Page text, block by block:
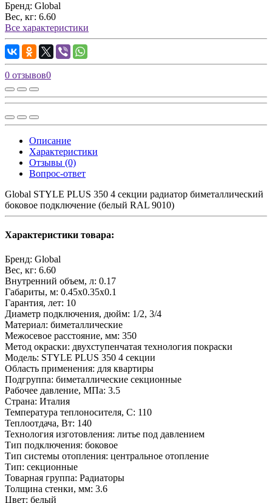
Бренд: Global
Вес, кг: 6.60
Все характеристики
0 отзывов0
Описание
Характеристики
Отзывы (0)
Вопрос-ответ
Global STYLE PLUS 350 4 секции радиатор биметаллический
боковое подключение (белый RAL 9010)
Характеристики товара:
Бренд: Global
Вес, кг: 6.60
Внутренний объем, л: 0.17
Габариты, м: 0.45x0.35x0.1
Гарантия, лет: 10
Диаметр подключения, дюйм: 1/2, 3/4
Материал: биметаллические
Межосевое расстояние, мм: 350
Метод окраски: двухступенчатая технология покраски
Модель: STYLE PLUS 350 4 секции
Область применения: для квартиры
Подгруппа: биметаллические секционные
Рабочее давление, МПа: 3.5
Страна: Италия
Температура теплоносителя, С: 110
Теплоотдача, Вт: 140
Технология изготовления: литье под давлением
Тип подключения: боковое
Тип системы отопления: центральное отопление
Тип: секционные
Товарная группа: Радиаторы
Толщина стенки, мм: 3.6
Цвет: белый